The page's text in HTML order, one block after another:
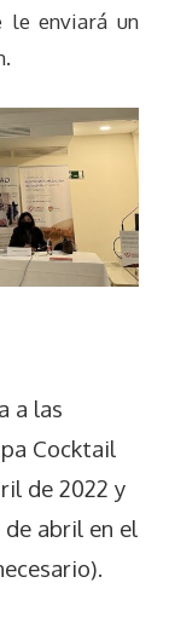
le enviará un
a las
Cocktail
de 2022 y
de abril en el